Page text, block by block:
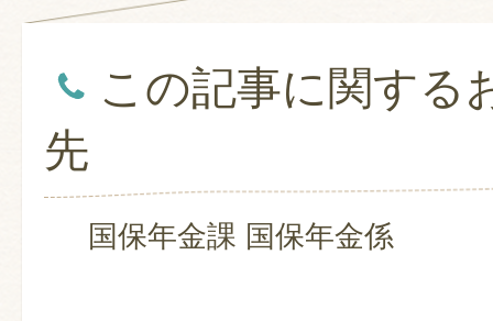
この記事に関する
先
国保年金課 国保年金係